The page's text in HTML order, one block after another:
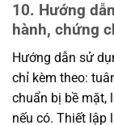
10. Hướng
hành, chứng
Hướng dẫn sử
chỉ kèm theo:
chuẩn bị bề mặt,
nếu có. Thiết lập